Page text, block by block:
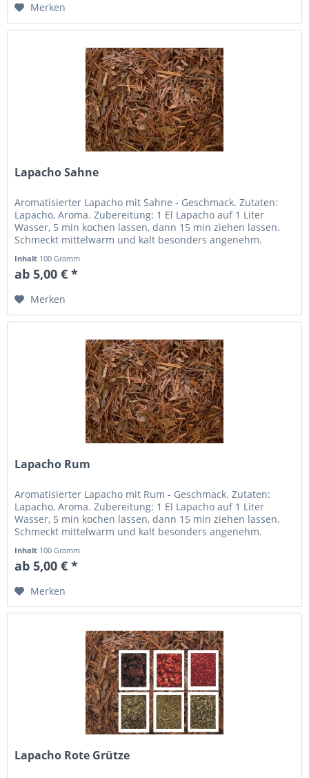
Merken
Lapacho Sahne
Aromatisierter Lapacho mit Sahne - Geschmack. Zutaten:
Lapacho, Aroma. Zubereitung: 1 El Lapacho auf 1 Liter
Wasser, 5 min kochen lassen, dann 15 min ziehen lassen.
Schmeckt mittelwarm und kalt besonders angenehm.
Inhalt 100 Gramm
ab 5,00 € *
Merken
Lapacho Rum
Aromatisierter Lapacho mit Rum - Geschmack. Zutaten:
Lapacho, Aroma. Zubereitung: 1 El Lapacho auf 1 Liter
Wasser, 5 min kochen lassen, dann 15 min ziehen lassen.
Schmeckt mittelwarm und kalt besonders angenehm.
Inhalt 100 Gramm
ab 5,00 € *
Merken
Lapacho Rote Grütze